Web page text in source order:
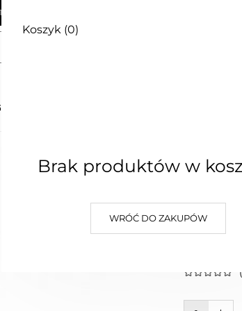
OD 250zł
Koszyk (0)
Brak produktów w
WRÓĆ DO ZAKUPÓW
16,50 zł